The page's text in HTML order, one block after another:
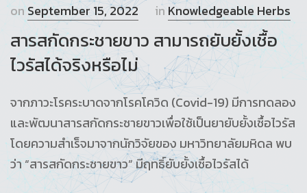
onSeptember 15, 2022 in Knowledgeable Herbs
สารสกัดกระชายขาว สามารถยับยั้งเชื้อ
ไวรัสได้จริงหรือไม่
จากภาวะโรคระบาดจากโรคโควิด (Covid-19) มีการทดลอง
และพัฒนาสารสกัดกระชายขาวเพื่อใช้เป็นยายับยั้งเชื้อไวรัส
โดยความสำเร็จมาจากนักวิจัยของ มหาวิทยาลัยมหิดล พบ
ว่า “สารสกัดกระชายขาว” มีฤทธิ์ยับยั้งเชื้อไวรัสได้